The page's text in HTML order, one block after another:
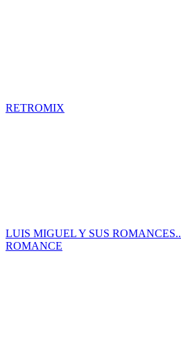
RETROMIX
LUIS MIGUEL Y SUS
ROMANCE